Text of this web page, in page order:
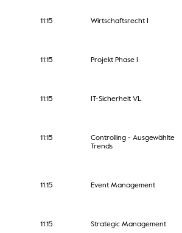
11:15 Wirtschaftsrecht I
11:15 Projekt Phase I
11:15 IT-Sicherheit VL
11:15
Controlling - Ausgewählte
Trends
11:15 Event Management
11:15 Strategic Management